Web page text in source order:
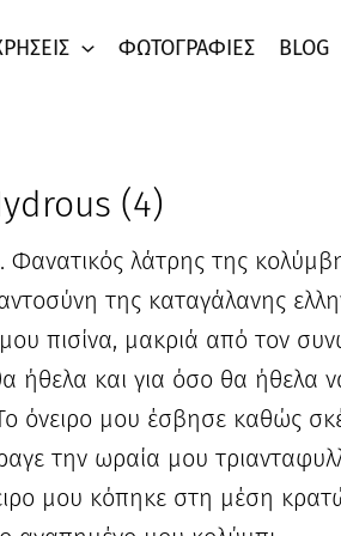
ΦΩΤΟΓΡΑΦΊΕΣ BLOG
(4)
Φανατικός λάτρης της
της καταγάλανης
πισίνα, μακριά από τον
ήθελα και για όσο θα ήθελα
όνειρο μου έσβησε καθώς
την ωραία μου
μου κόπηκε στη μέση